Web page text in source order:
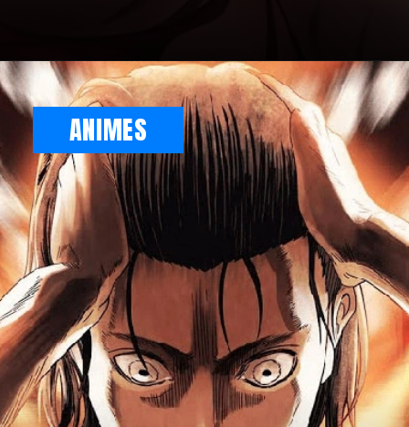
ANIMES